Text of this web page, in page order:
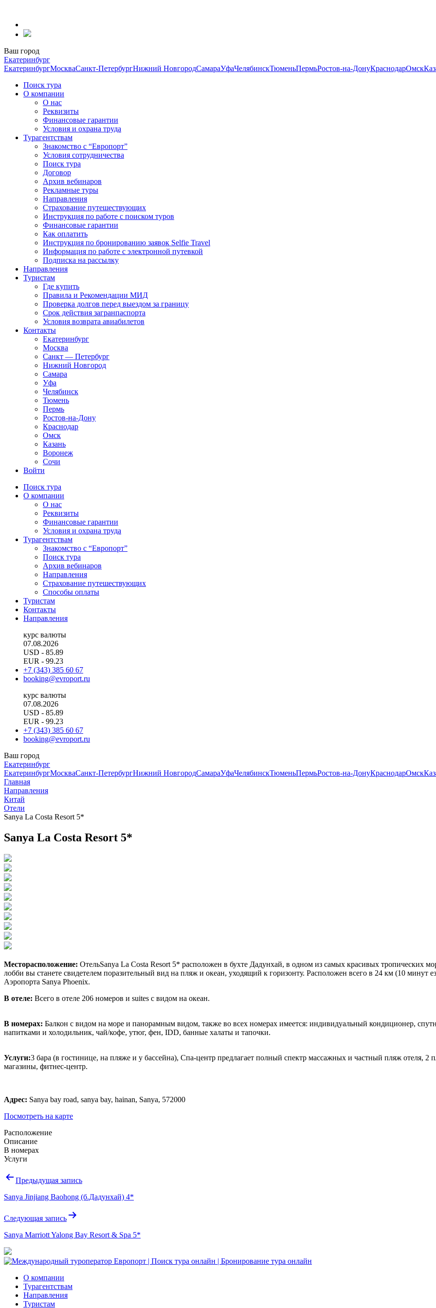
содержанию
Ваш город
Екатеринбург
ЕкатеринбургМоскваСанкт-ПетербургНижний НовгородСамараУфаЧелябинскТюменьПермьРостов-на-ДонуКраснодарОмск
Поиск тура
О компании
О нас
Реквизиты
Финансовые гарантии
Условия и охрана труда
Турагентствам
Знакомство с “Европорт”
Условия сотрудничества
Поиск тура
Договор
Архив вебинаров
Рекламные туры
Направления
Страхование путешествующих
Инструкция по работе с поиском туров
Финансовые гарантии
Как оплатить
Инструкция по бронированию заявок Selfie Travel
Информация по работе с электронной путевкой
Подписка на рассылку
Направления
Туристам
Где купить
Правила и Рекомендации МИД
Проверка долгов перед выездом за границу
Срок действия загранпаспорта
Условия возврата авиабилетов
Контакты
Екатеринбург
Москва
Санкт — Петербург
Нижний Новгород
Самара
Уфа
Челябинск
Тюмень
Пермь
Ростов-на-Дону
Краснодар
Омск
Казань
Воронеж
Сочи
Войти
Поиск тура
О компании
О нас
Реквизиты
Финансовые гарантии
Условия и охрана труда
Турагентствам
Знакомство с “Европорт”
Поиск тура
Архив вебинаров
Направления
Страхование путешествующих
Способы оплаты
Туристам
Контакты
Направления
курс валюты
07.08.2026
USD - 85.89
EUR - 99.23
+7 (343) 385 60 67
booking@evroport.ru
курс валюты
07.08.2026
USD - 85.89
EUR - 99.23
+7 (343) 385 60 67
booking@evroport.ru
Ваш город
Екатеринбург
ЕкатеринбургМоскваСанкт-ПетербургНижний НовгородСамараУфаЧелябинскТюменьПермьРостов-на-ДонуКраснодарОмск
Главная
Направления
Китай
Отели
Sanya La Costa Resort 5*
Sanya La Costa Resort 5*
Месторасположение: ОтельSanya La Costa Resort 5* расположен в бухте Дадунхай, в одном из самых красивых тропических
лобби вы станете свидетелем поразительный вид на пляж и океан, уходящий к горизонту. Расположен всего в 24 км (10
Аэропорта Sanya Phoenix.
В отеле: Всего в отеле 206 номеров и suites с видом на океан.
В номерах: Балкон с видом на море и панорамным видом, также во всех номерах имеется: индивидуальный кондиционер,
напитками и холодильник, чай/кофе, утюг, фен, IDD, банные халаты и тапочки.
Услуги:3 бара (в гостинице, на пляже и у бассейна), Спа-центр предлагает полный спектр массажных и частный пляж отеля, 2
магазины, фитнес-центр.
Адрес: Sanya bay road, sanya bay, hainan, Sanya, 572000
Посмотреть на карте
Расположение
Описание
В номерах
Услуги
Навигация
записям
Предыдущая запись
Sanya Jinjiang Baohong (б.Дадунхай) 4*
Следующая запись
Sanya Marriott Yalong Bay Resort & Spa 5*
О компании
Турагентствам
Направления
Туристам